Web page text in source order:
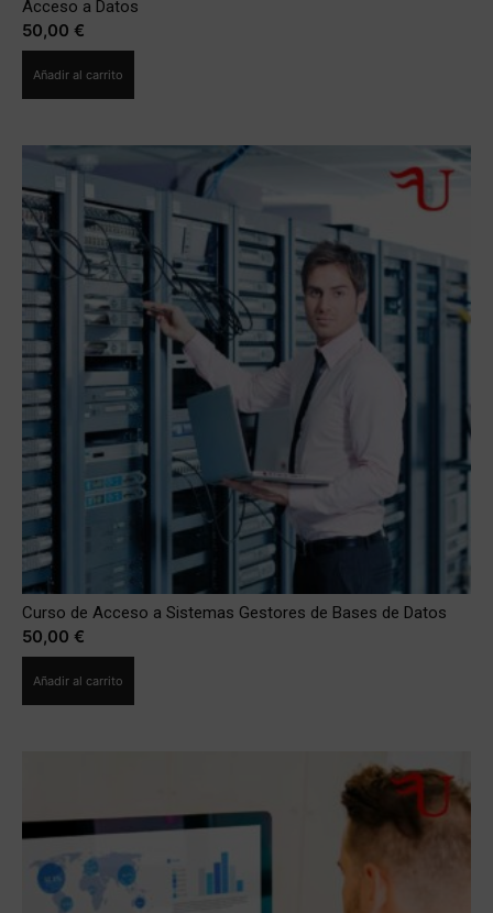
Acceso a Datos
50,00 €
Añadir al carrito
Curso de Acceso a Sistemas Gestores de Bases de Datos
50,00 €
Añadir al carrito